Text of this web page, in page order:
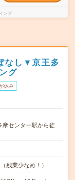
ング
なし▼京王多
グ
休み
センター駅から徒
残業少なめ！）